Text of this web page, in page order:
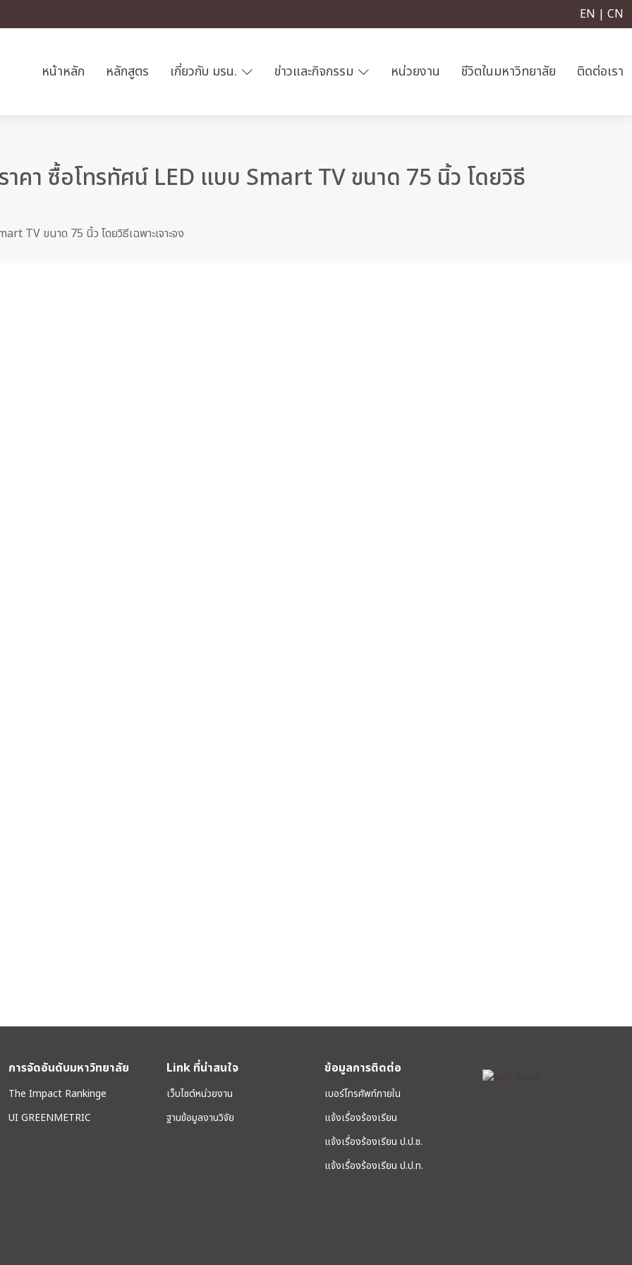
EN | CN
หน้าหลัก หลักสูตร เกี่ยวกับ มรน. ข่าวและกิจกรรม หน่วยงาน ชีวิตในมหาวิทยาลัย ติดต่อเรา
าคา ซื้อโทรทัศน์ LED แบบ Smart TV ขนาด 75 นิ้ว โดยวิธี
TV ขนาด 75 นิ้ว โดยวิธีเฉพาะเจาะจง
การจัดอันดับมหาวิทยาลัย
The Impact Rankinge
UI GREENMETRIC
Link ที่น่าสนใจ
เว็บไซต์หน่วยงาน
ฐานข้อมูลงานวิจัย
ข้อมูลการติดต่อ
เบอร์โทรศัพท์ภายใน
แจ้งเรื่องร้องเรียน
แจ้งเรื่องร้องเรียน ป.ป.ช.
แจ้งเรื่องร้องเรียน ป.ป.ท.